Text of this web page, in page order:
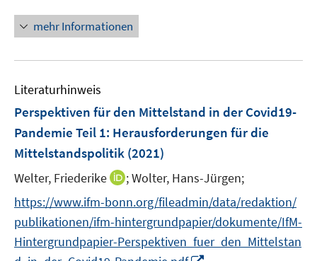
e
n
F
e
n
e
r
ö
f
f
e
n
u
F
n
t
r
ö
f
mehr Informationen
Literaturhinweis
Perspektiven für den Mittelstand in der Covid19-
Pandemie Teil 1: Herausforderungen für die
Mittelstandspolitik (2021)
Welter, Friederike
I
n
e
u
;Wolter, Hans-Jürgen;
https://www.ifm-bonn.org/fileadmin/data/redaktion/
publikationen/ifm-hintergrundpapier/dokumente/IfM-
Hintergrundpapier-Perspektiven_fuer_den_Mittelstan